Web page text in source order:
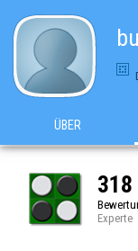
ÜBER
318
Experte